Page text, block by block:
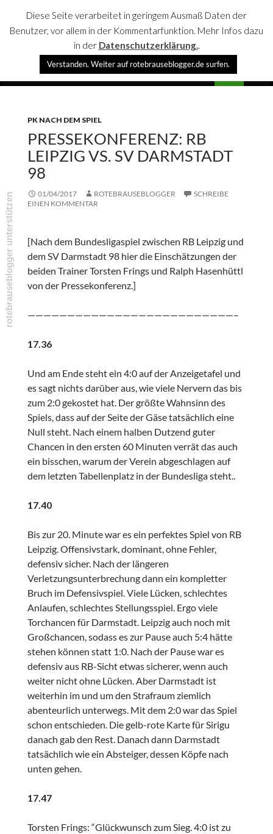
rotebrauseblogger
SPRINGE
PK NACH DEM SPIEL
PRESSEKONFERENZ: RB
LEIPZIG VS. SV DARMSTADT
98
01/04/2017 ROTEBRAUSEBLOGGER
SCHREIBE
EINEN KOMMENTAR
[Nach dem Bundesligaspiel zwischen RB Leipzig und
dem SV Darmstadt 98 hier die Einschätzungen der
beiden Trainer Torsten Frings und Ralph Hasenhüttl
von der Pressekonferenz.]
——————————————————————————–
17.36
Und am Ende steht ein 4:0 auf der Anzeigetafel und
es sagt nichts darüber aus, wie viele Nervern das bis
zum 2:0 gekostet hat. Der größte Wahnsinn des
Spiels, dass auf der Seite der Gäse tatsächlich eine
Null steht. Nach einem halben Dutzend guter
Chancen in den ersten 60 Minuten verrät das auch
ein bisschen, warum der Verein abgeschlagen auf
dem letzten Tabellenplatz in der Bundesliga steht..
17.40
Bis zur 20. Minute war es ein perfektes Spiel von RB
Leipzig. Offensivstark, dominant, ohne Fehler,
defensiv sicher. Nach der längeren
Verletzungsunterbrechung dann ein kompletter
Bruch im Defensivspiel. Viele Lücken, schlechtes
Anlaufen, schlechtes Stellungsspiel. Ergo viele
Torchancen für Darmstadt. Leipzig auch noch mit
Großchancen, sodass es zur Pause auch 5:4 hätte
stehen können statt 1:0. Nach der Pause war es
defensiv aus RB-Sicht etwas sicherer, wenn auch
weiter nicht ohne Lücken. Aber Darmstadt ist
weiterhin im und um den Strafraum ziemlich
abenteurlich unterwegs. Mit dem 2:0 war das Spiel
schon entschieden. Die gelb-rote Karte für Sirigu
danach gab den Rest. Danach dann Darmstadt
tatsächlich wie ein Absteiger, dessen Köpfe nach
unten gehen.
17.47
Torsten Frings: “Glückwunsch zum Sieg. 4:0 ist zu
Diese Seite verarbeitet in geringem Ausmaß Daten der
Benutzer, vor allem in der Kommentarfunktion. Mehr Infos dazu
in der Datenschutzerklärung..
Verstanden. Weiter auf rotebrauseblogger.de surfen.
rotebrauseblogger unterstützen